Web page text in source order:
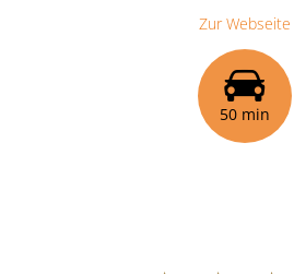
Zur Webseite
50 min